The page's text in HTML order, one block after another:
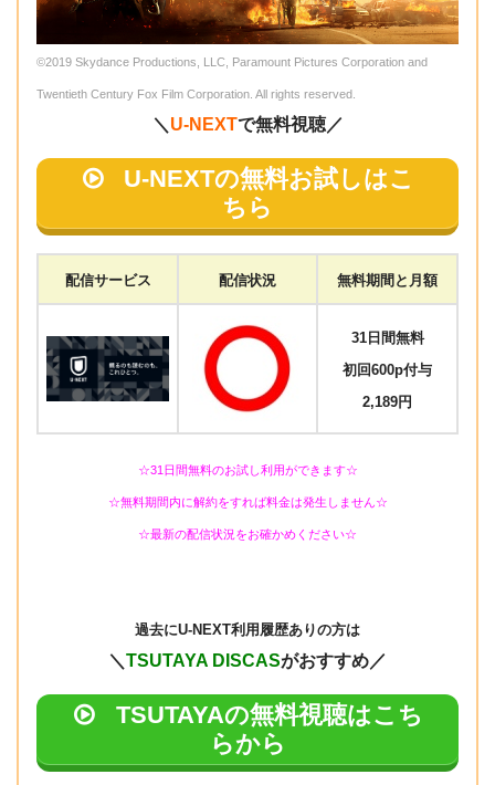
©2019 Skydance Productions, LLC, Paramount Pictures Corporation and
Twentieth Century Fox Film Corporation. All rights reserved.
＼ U-NEXTで無料視聴／
U-NEXTの無料お試しはこ
ちら
配信サービス 配信状況 無料期間と月額
31日間無料
初回600p付与
2,189円
☆31日間無料のお試し利用ができます☆
☆無料期間内に解約をすれば料金は発生しません☆
☆最新の配信状況をお確かめください☆
過去にU-NEXT利用履歴ありの方は
＼TSUTAYA DISCASがおすすめ／
TSUTAYAの無料視聴はこち
らから